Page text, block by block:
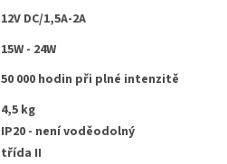
12V DC/1,5A-2A
15W - 24W
50 000 hodin při plné intenzitě
4,5 kg
IP20 - není voděodolný
třída II